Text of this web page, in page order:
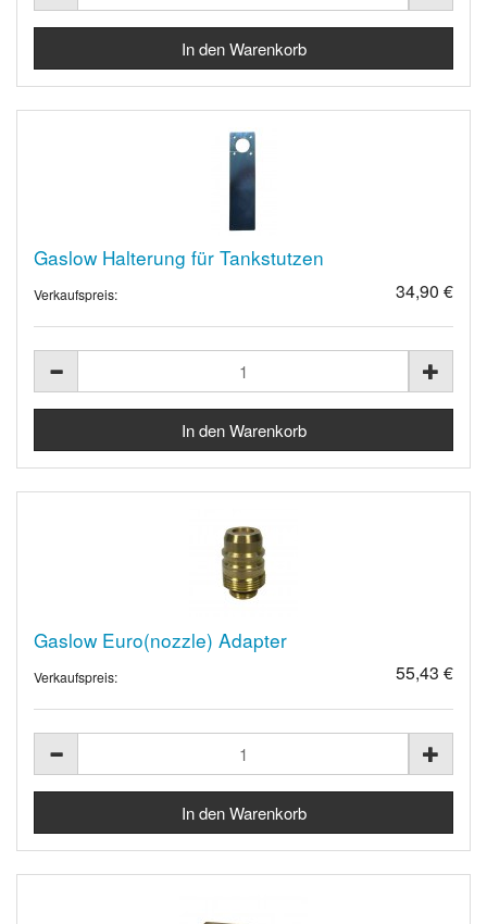
Gaslow Halterung für Tankstutzen
Verkaufspreis: 34,90 €
Gaslow Euro(nozzle) Adapter
Verkaufspreis: 55,43 €